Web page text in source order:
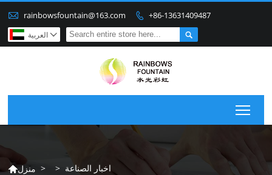
 rainbowsfountain@163.com  +86-13631409487
 العربية 
منزل > > اخبار الصناعة